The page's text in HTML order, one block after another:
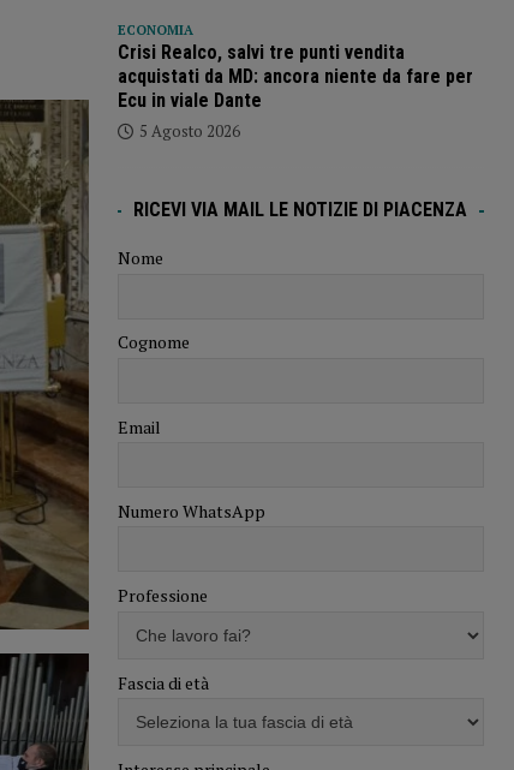
ECONOMIA
Crisi Realco, salvi tre punti vendita
acquistati da MD: ancora niente da fare per
Ecu in viale Dante
5 Agosto 2026
RICEVI VIA MAIL LE NOTIZIE DI PIACENZA
Nome
Cognome
Email
Numero WhatsApp
Professione
Fascia di età